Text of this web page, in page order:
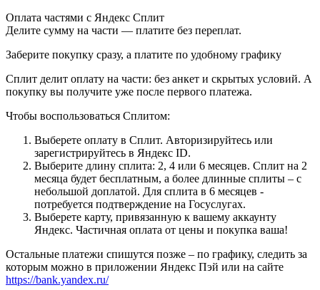
Оплата частями с Яндекс Сплит
Делите сумму на части — платите без переплат.
Заберите покупку сразу, а платите по удобному графику
Сплит делит оплату на части: без анкет и скрытых условий. А
покупку вы получите уже после первого платежа.
Чтобы воспользоваться Сплитом:
Выберете оплату в Сплит. Авторизируйтесь или
зарегистрируйтесь в Яндекс ID.
Выберите длину сплита: 2, 4 или 6 месяцев. Сплит на 2
месяца будет бесплатным, а более длинные сплиты – с
небольшой доплатой. Для сплита в 6 месяцев -
потребуется подтверждение на Госуслугах.
Выберете карту, привязанную к вашему аккаунту
Яндекс. Частичная оплата от цены и покупка ваша!
Остальные платежи спишутся позже – по графику, следить за
которым можно в приложении Яндекс Пэй или на сайте
https://bank.yandex.ru/